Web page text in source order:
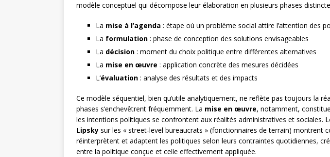
modèle conceptuel qui décompose leur élaboration en plusieurs phases
La mise à l’agenda : étape où un problème social attire l’attention des
La formulation : phase de conception des solutions envisageables
La décision : moment du choix politique entre différentes alternatives
La mise en œuvre : application concrète des mesures décidées
L’évaluation : analyse des résultats et des impacts
Ce modèle séquentiel, bien qu’utile analytiquement, ne reflète pas toujours la
phases s’enchevêtrent fréquemment. La mise en œuvre, notamment,
les intentions politiques se confrontent aux réalités administratives et sociales.
Lipsky sur les « street-level bureaucrats » (fonctionnaires de terrain) montrent
réinterprètent et adaptent les politiques selon leurs contraintes quotidiennes,
entre la politique conçue et celle effectivement appliquée.